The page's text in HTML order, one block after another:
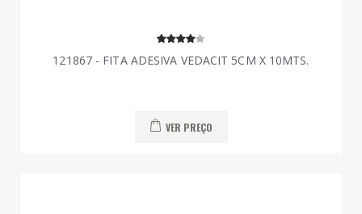
121867 - FITA ADESIVA VEDACIT 5CM X 10MTS.
VER PREÇO